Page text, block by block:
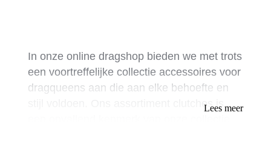
In onze online dragshop bieden we met trots
een voortreffelijke collectie accessoires voor
dragqueens aan die aan elke behoefte en
stijl voldoen. Ons assortiment clutches isLees meer